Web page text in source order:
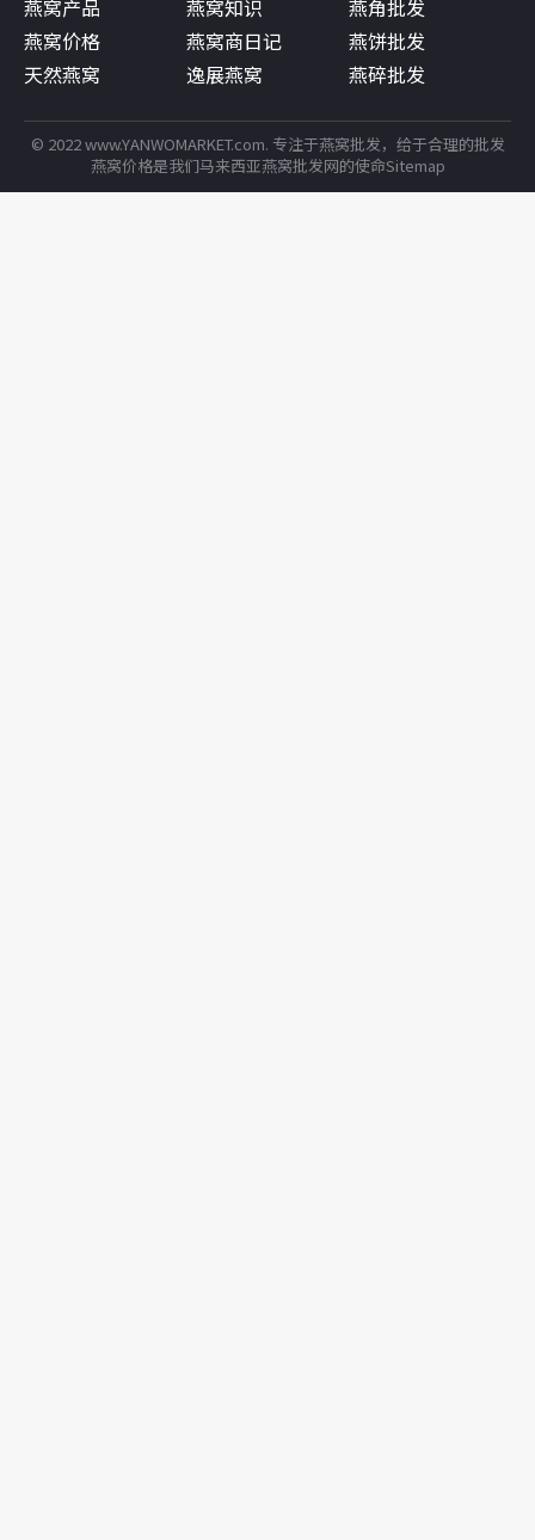
燕窝产品
燕窝价格
天然燕窝
燕窝知识
燕窝商日记
逸展燕窝
燕角批发
燕饼批发
燕碎批发
© 2022 www.YANWOMARKET.com. 专注于燕窝批发，给于合理的批发
燕窝价格是我们马来西亚燕窝批发网的使命Sitemap